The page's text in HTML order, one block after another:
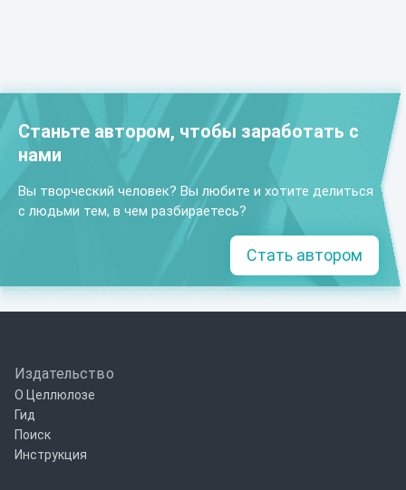
Станьте автором, чтобы заработать с
нами
Вы творческий человек? Вы любите и хотите делиться
с людьми тем, в чем разбираетесь?
Стать автором
Издательство
О Целлюлозе
Гид
Поиск
Инструкция